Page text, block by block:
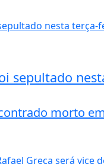
sepultado
morto